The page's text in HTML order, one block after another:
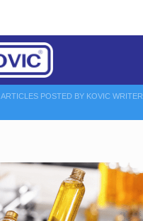
ARTICLES POSTED BY KOVIC WRITER